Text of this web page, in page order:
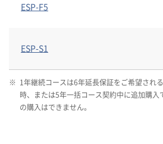
ESP-F5
ESP-S1
※ 1年継続コースは6年延長保証をご希望され
時、または5年一括コース契約中に追加購
の購入はできません。